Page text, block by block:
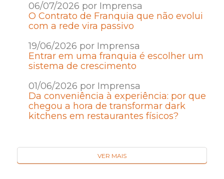
06/07/2026 por Imprensa
O Contrato de Franquia que não evolui
com a rede vira passivo
19/06/2026 por Imprensa
Entrar em uma franquia é escolher um
sistema de crescimento
01/06/2026 por Imprensa
Da conveniência à experiência: por que
chegou a hora de transformar dark
kitchens em restaurantes físicos?
VER MAIS